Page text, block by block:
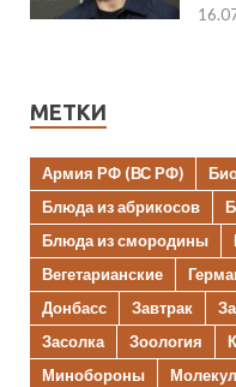
МЕТКИ
Армия РФ (ВС РФ)
Блюда из абрикосов
Блюда из смородины
Вегетарианские
Донбасс
Завтрак
Засолка
Зоология
Минобороны